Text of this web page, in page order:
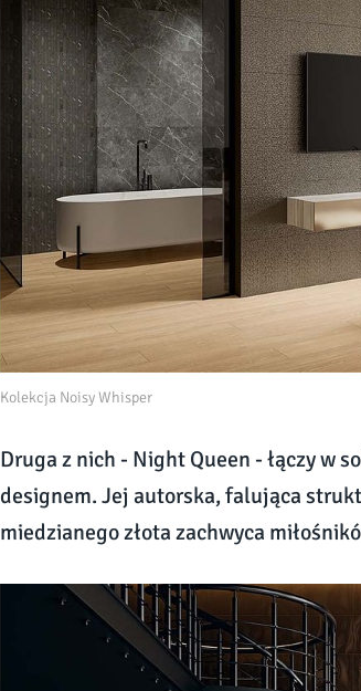
Kolekcja Noisy Whisper
Druga z nich - Night Queen - łączy w
designem. Jej autorska, falująca
miedzianego złota zachwyca